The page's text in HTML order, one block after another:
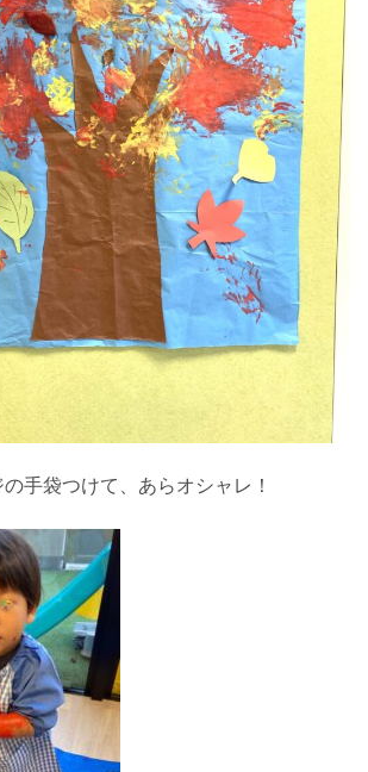
手袋つけて、あらオシャレ！